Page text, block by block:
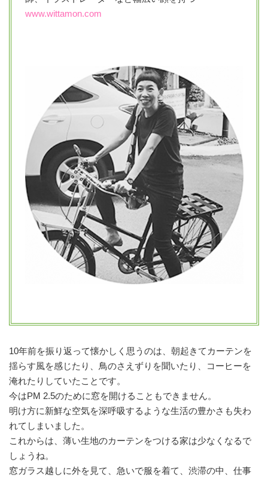
www.wittamon.com
10年前を振り返って懐かしく思うのは、朝起きてカーテンを
揺らす風を感じたり、鳥のさえずりを聞いたり、コーヒーを
淹れたりしていたことです。
今はPM 2.5のために窓を開けることもできません。
明け方に新鮮な空気を深呼吸するような生活の豊かさも失わ
れてしまいました。
これからは、薄い生地のカーテンをつける家は少なくなるで
しょうね。
窓ガラス越しに外を見て、急いで服を着て、渋滞の中、仕事